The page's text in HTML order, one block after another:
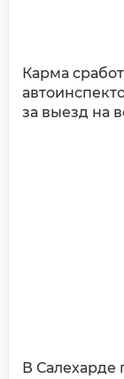
Карма
за выезд на
В Салехарде